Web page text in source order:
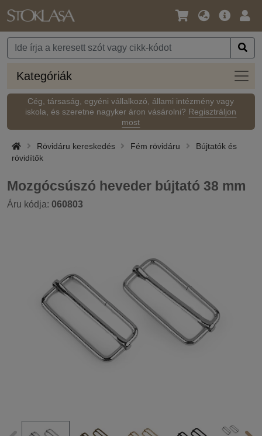
Nyelv
Pénznem
Fő
Kategóriák
Cég, társaság, egyéni vállalkozó, állami intézmény vagy
iskola, és szeretne nagyker áron vásárolni? Regisztráljon
most
Rövidáru kereskedés Fém rövidáru
Bújtatók és
rövidítők
Mozgócsúszó heveder bújtató 38 mm
Áru kódja: 060803